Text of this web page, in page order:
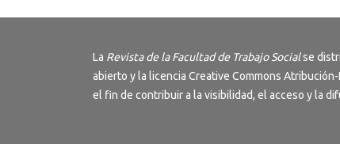
La Revista de la Facultad de Trabajo Socialse
abierto y la licencia Creative Commons
el fin de contribuir a la visibilidad, el acceso y la